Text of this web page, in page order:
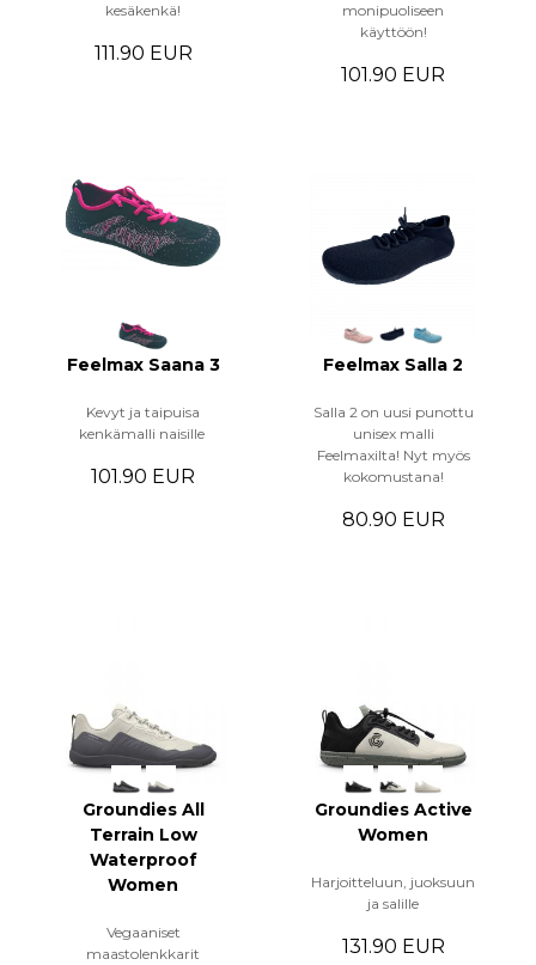
kesäkenkä!
111.90 EUR
monipuoliseen
käyttöön!
101.90 EUR
Feelmax Saana 3
Kevyt ja taipuisa
kenkämalli naisille
101.90 EUR
Feelmax Salla 2
Salla 2 on uusi punottu
unisex malli
Feelmaxilta! Nyt myös
kokomustana!
80.90 EUR
Groundies All
Terrain Low
Waterproof
Women
Vegaaniset
maastolenkkarit
Groundies Active
Women
Harjoitteluun, juoksuun
ja salille
131.90 EUR